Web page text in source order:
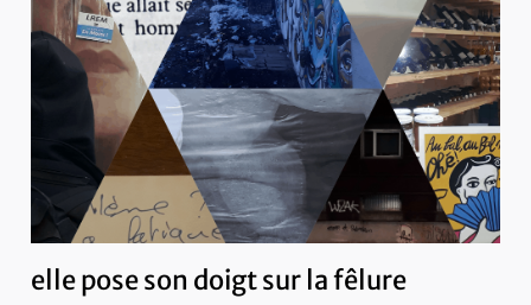
elle pose son doigt sur la fêlure